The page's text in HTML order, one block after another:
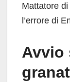
Mattatore
l’errore di
Avvio